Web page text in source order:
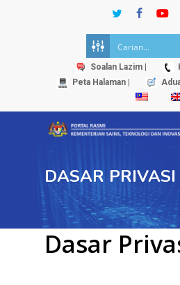
twitterfacebook
Soalan Lazim |
Peta Halaman |
DASAR PRIVASI
Dasar